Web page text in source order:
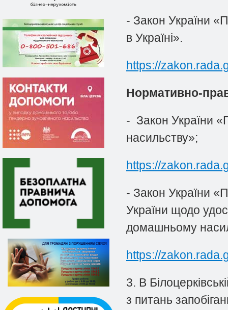
- Закон України
в Україні».
https://
Нормативно-
- Закон України
насильству»;
https://
- Закон України
України щодо
домашньому
https://
3. В
з питань